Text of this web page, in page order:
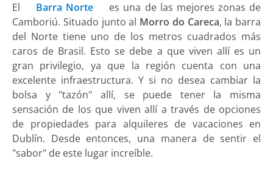
El Barra Norte
es una de las mejores zonas de
Camboriú. Situado junto al Morro do Careca, la barra
del Norte tiene uno de los metros cuadrados más
caros de Brasil. Esto se debe a que viven allí es un
gran privilegio, ya que la región cuenta con una
excelente infraestructura. Y si no desea cambiar la
bolsa y "tazón" allí, se puede tener la misma
sensación de los que viven allí a través de opciones
de propiedades para alquileres de vacaciones en
Dublín. Desde entonces, una manera de sentir el
"sabor" de este lugar increíble.